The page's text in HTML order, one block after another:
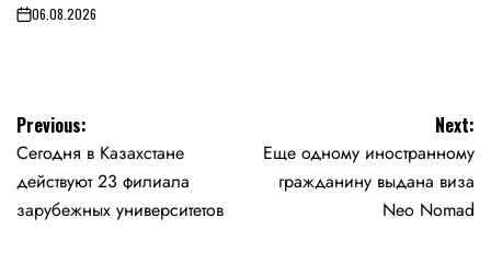
on06.08.2026
Навигация
по
записям
Previous:
Сегодня в Казахстане
действуют 23 филиала
зарубежных университетов
Next:
Еще одному иностранному
гражданину выдана виза
Neo Nomad